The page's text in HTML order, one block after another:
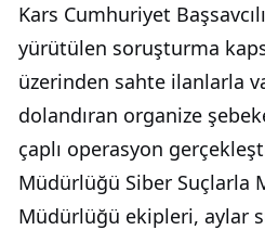
Kars Cumhuriyet
yürütülen soruşturma
üzerinden sahte ilanlarla
dolandıran organize
çaplı operasyon
Müdürlüğü Siber Suçlarla
Müdürlüğü ekipleri, aylar